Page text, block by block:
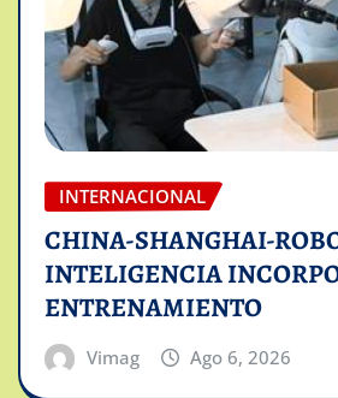
INTERNACIONAL
CHINA-SHANGHAI-
INTELIGENCIA
ENTRENAMIENTO
Vimag Ago 6, 2026